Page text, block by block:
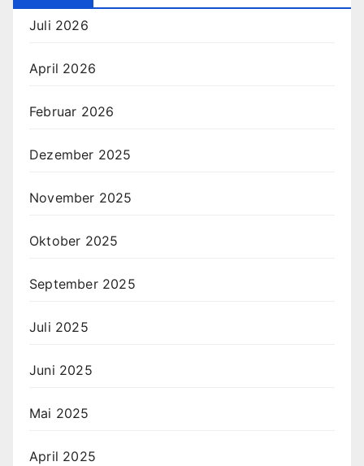
Juli 2026
April 2026
Februar 2026
Dezember 2025
November 2025
Oktober 2025
September 2025
Juli 2025
Juni 2025
Mai 2025
April 2025